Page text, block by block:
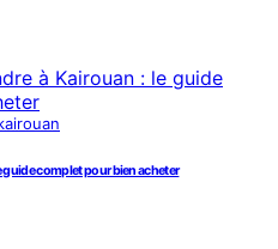
guide complet pour bien acheter